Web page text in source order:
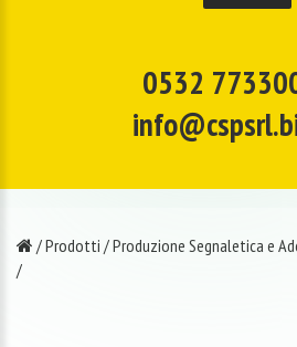
0532
/Prodotti /Produzione Segnaletica e
/